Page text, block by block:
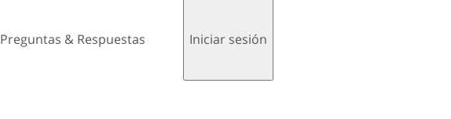
Preguntas & Respuestas Iniciar sesión